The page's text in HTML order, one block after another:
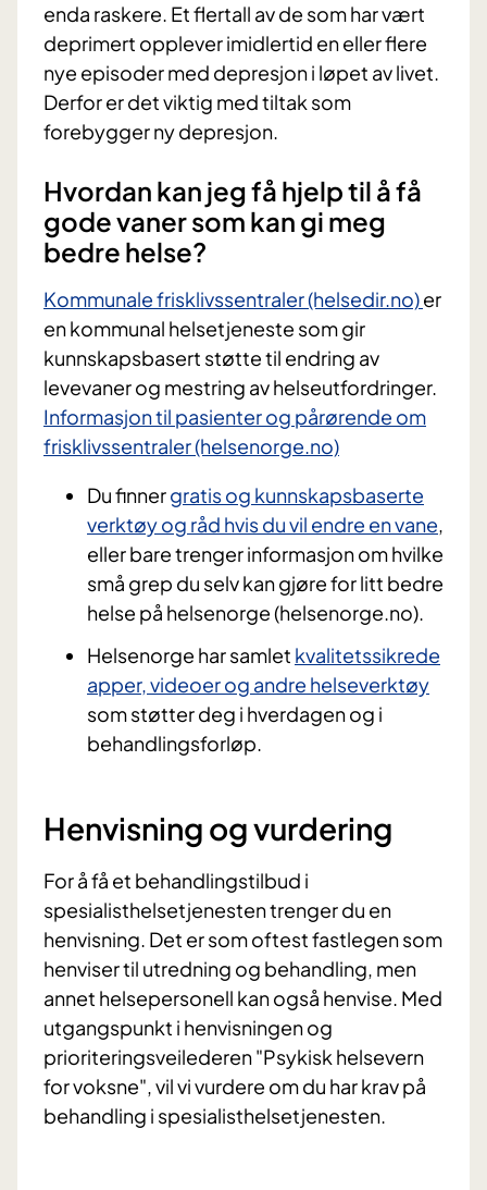
enda raskere. Et flertall av de som har vært
deprimert opplever imidlertid en eller flere
nye episoder med depresjon i løpet av livet.
Derfor er det viktig med tiltak som
forebygger ny depresjon.
Hvordan kan jeg få hjelp til å få
gode vaner som kan gi meg
bedre helse?
Kommunale frisklivssentraler (helsedir.no)er
en kommunal helsetjeneste som gir
kunnskapsbasert støtte til endring av
levevaner og mestring av helseutfordringer.
Informasjon til pasienter og pårørende om
frisklivssentraler (helsenorge.no)
Du finnergratis og kunnskapsbaserte
verktøy og råd hvis du vil endre en vane,
eller bare trenger informasjon om hvilke
små grep du selv kan gjøre for litt bedre
helse på helsenorge (helsenorge.no).
Helsenorge har samlet kvalitetssikrede
apper, videoer og andre helseverktøy
som støtter deg i hverdagen og i
behandlingsforløp.
Henvisning og vurdering
For å få et behandlingstilbud i
spesialisthelsetjenesten trenger du en
henvisning. Det er som oftest fastlegen som
henviser til utredning og behandling, men
annet helsepersonell kan også henvise. Med
utgangspunkt i henvisningen og
prioriteringsveilederen "Psykisk helsevern
for voksne", vil vi vurdere om du har krav på
behandling i spesialisthelsetjenesten.